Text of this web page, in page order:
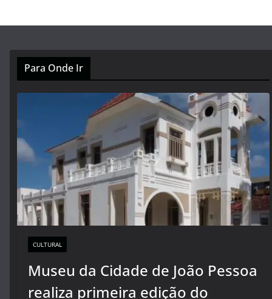
Para Onde Ir
CULTURAL
Museu da Cidade de João Pessoa
realiza primeira edição do